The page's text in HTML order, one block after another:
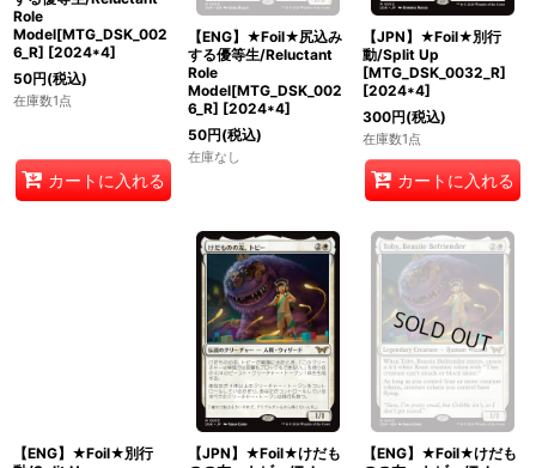
【JPN】★Foil★尻込み
する優等生/Reluctant
Role
Model[MTG_DSK_002
6_R] [2024*4
在庫数1点
カートに入れる
【ENG】★Foil★尻込み
する優等生/Reluctant
Role
Model[MTG_DSK_002
6_R] [2024*4]
50円(税込)
在庫なし
【JPN】★Foil★別行
動/Split Up
[MTG_DSK_0032_R]
[2024*4]
300円(税込)
在庫数1点
カートに入れる